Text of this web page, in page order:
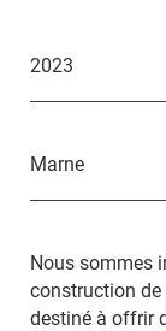
2023
Marne
Nous sommes
construction de
destiné à offrir